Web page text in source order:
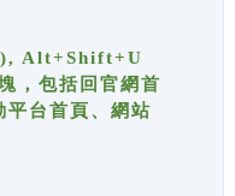
Alt+Shift+U
，包括回官網首
平台首頁、網站